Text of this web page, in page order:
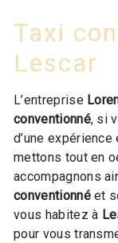
Taxi
Lescar
L’entreprise
conventionné, si
d’une
mettons tout en
accompagnons
conventionnéet
vous habitez à
pour vous